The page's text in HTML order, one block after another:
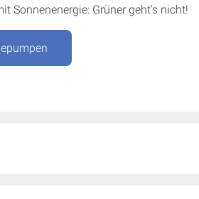
Sonnenenergie: Grüner geht’s nicht!